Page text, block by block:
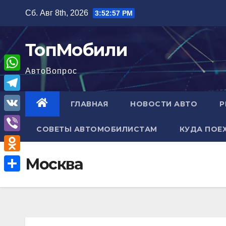
содержимому
Сб. Авг 8th, 2026 3:52:58 PM
ТопМобили
АвтоВопрос
ГЛАВНАЯ НОВОСТИ АВТО
СОВЕТЫ АВТОМОБИЛИСТАМ КУДА
Москва
W
h
a
A
T
e
l
e
g
V
K
V
i
b
e
O